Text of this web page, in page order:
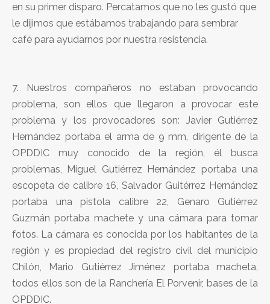
en su primer disparo. Percatamos que no les gustó que
le dijimos que estábamos trabajando para sembrar
café para ayudarnos por nuestra resistencia.
7. Nuestros compañeros no estaban provocando
problema, son ellos que llegaron a provocar este
problema y los provocadores son: Javier Gutiérrez
Hernández portaba el arma de 9 mm, dirigente de la
OPDDIC muy conocido de la región, él busca
problemas, Miguel Gutiérrez Hernández portaba una
escopeta de calibre 16, Salvador Guitérrez Hernández
portaba una pistola calibre 22, Genaro Gutiérrez
Guzmán portaba machete y una cámara para tomar
fotos. La cámara es conocida por los habitantes de la
región y es propiedad del registro civil del municipio
Chilón, Mario Gutiérrez Jiménez portaba macheta,
todos ellos son de la Ranchería El Porvenir, bases de la
OPDDIC.